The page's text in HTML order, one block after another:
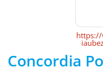
Concordia